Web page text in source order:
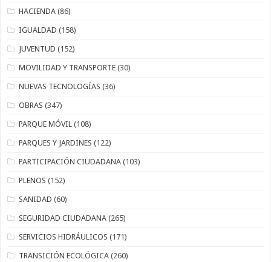
HACIENDA (86)
IGUALDAD (158)
JUVENTUD (152)
MOVILIDAD Y TRANSPORTE (30)
NUEVAS TECNOLOGÍAS (36)
OBRAS (347)
PARQUE MÓVIL (108)
PARQUES Y JARDINES (122)
PARTICIPACIÓN CIUDADANA (103)
PLENOS (152)
SANIDAD (60)
SEGURIDAD CIUDADANA (265)
SERVICIOS HIDRÁULICOS (171)
TRANSICIÓN ECOLÓGICA (260)